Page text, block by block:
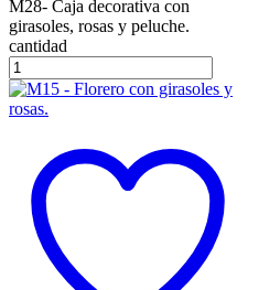
M28- Caja decorativa con
girasoles, rosas y peluche.
cantidad